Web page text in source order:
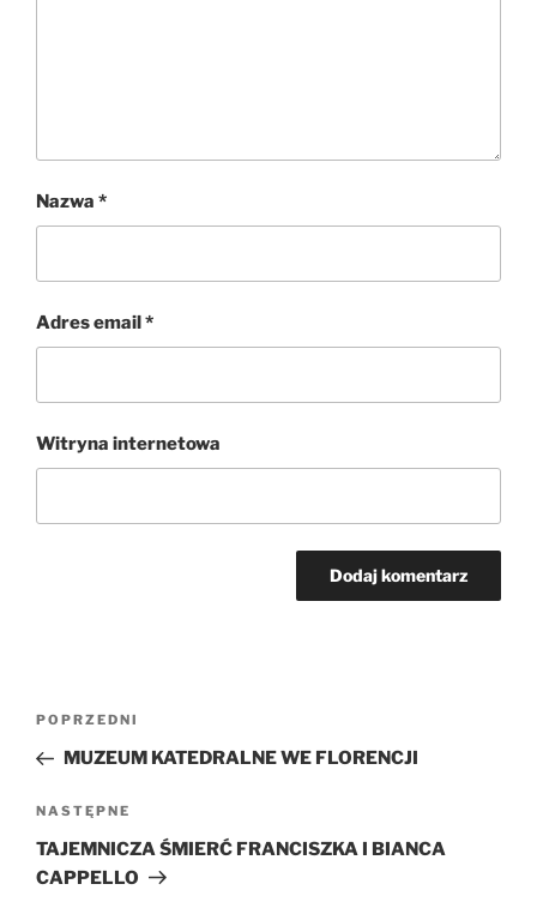
Nazwa *
Adres email*
Witryna internetowa
Nawigacja
Poprzedni
wpis
POPRZEDNI
MUZEUM KATEDRALNE WE FLORENCJI
Następny
wpis
NASTĘPNE
TAJEMNICZA ŚMIERĆ FRANCISZKA I BIANCA
CAPPELLO